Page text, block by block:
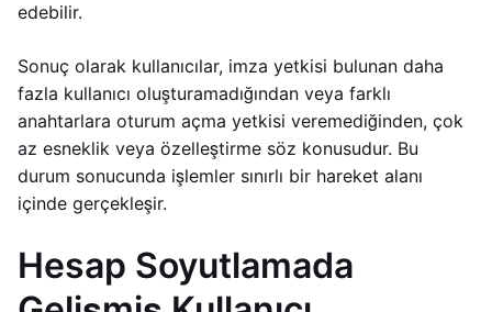
edebilir.
Sonuç olarak kullanıcılar, imza yetkisi bulunan daha
fazla kullanıcı oluşturamadığından veya farklı
anahtarlara oturum açma yetkisi veremediğinden, çok
az esneklik veya özelleştirme söz konusudur. Bu
durum sonucunda işlemler sınırlı bir hareket alanı
içinde gerçekleşir.
Hesap Soyutlamada